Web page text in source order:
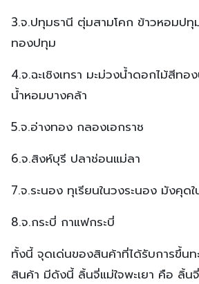
3.จ.ปทุมธานี ตุ่มสามโคก ข้าวหอมป
ทองปทุม
4.จ.ฉะเชิงเทรา มะม่วงน้ำดอกไม้สีทอ
น้ำหอมบางคล้า
5.จ.อ่างทอง กลองเอกราช
6.จ.สิงห์บุรี ปลาช่อนแม่ลา
7.จ.ระนอง ทุเรียนในวงระนอง มังคุด
8.จ.กระบี่ กาแฟกระบี่
ทั้งนี้ จุดเด่นของสินค้าที่ได้รับการขึ้น
สินค้า มีดังนี้ ลิ้นจี่แม่ใจพะเยา คือ ลิ้